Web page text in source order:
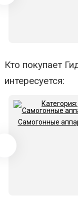
Кто покупает
интересуется:
Самогонные